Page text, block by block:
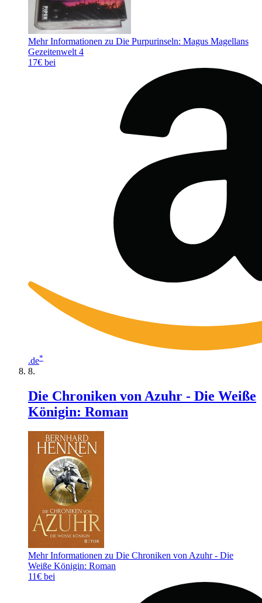
Mehr Informationen zu Die Purpurinseln: Magus Magellans
Gezeitenwelt 4
17€ bei
.de*
Die Chroniken von Azuhr - Die Weiße
Königin: Roman
Mehr Informationen zu Die Chroniken von Azuhr - Die
Weiße Königin: Roman
11€ bei